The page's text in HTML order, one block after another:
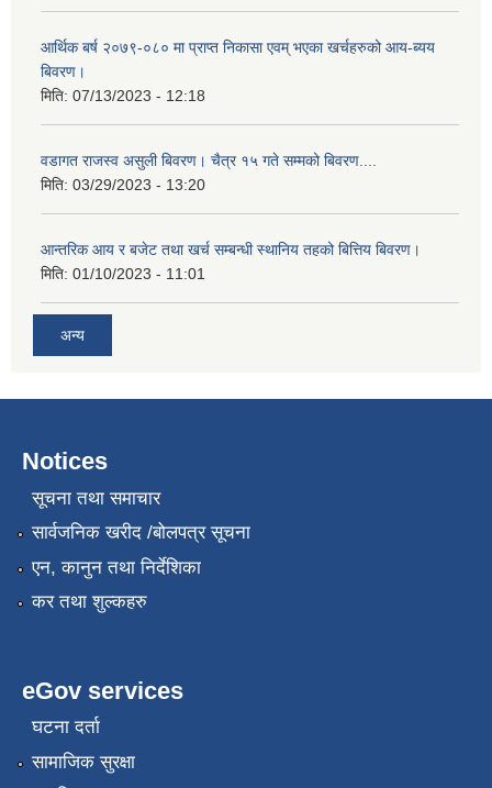
आर्थिक बर्ष २०७९-०८० मा प्राप्त निकासा एवम् भएका खर्चहरुको आय-ब्यय
बिवरण।
मिति: 07/13/2023 - 12:18
वडागत राजस्व असुली बिवरण। चैत्र १५ गते सम्मको बिवरण....
मिति: 03/29/2023 - 13:20
आन्तरिक आय र बजेट तथा खर्च सम्बन्धी स्थानिय तहको बित्तिय बिवरण।
मिति: 01/10/2023 - 11:01
अन्य
Notices
सूचना तथा समाचार
सार्वजनिक खरीद /बोलपत्र सूचना
एन, कानुन तथा निर्देशिका
कर तथा शुल्कहरु
eGov services
घटना दर्ता
सामाजिक सुरक्षा